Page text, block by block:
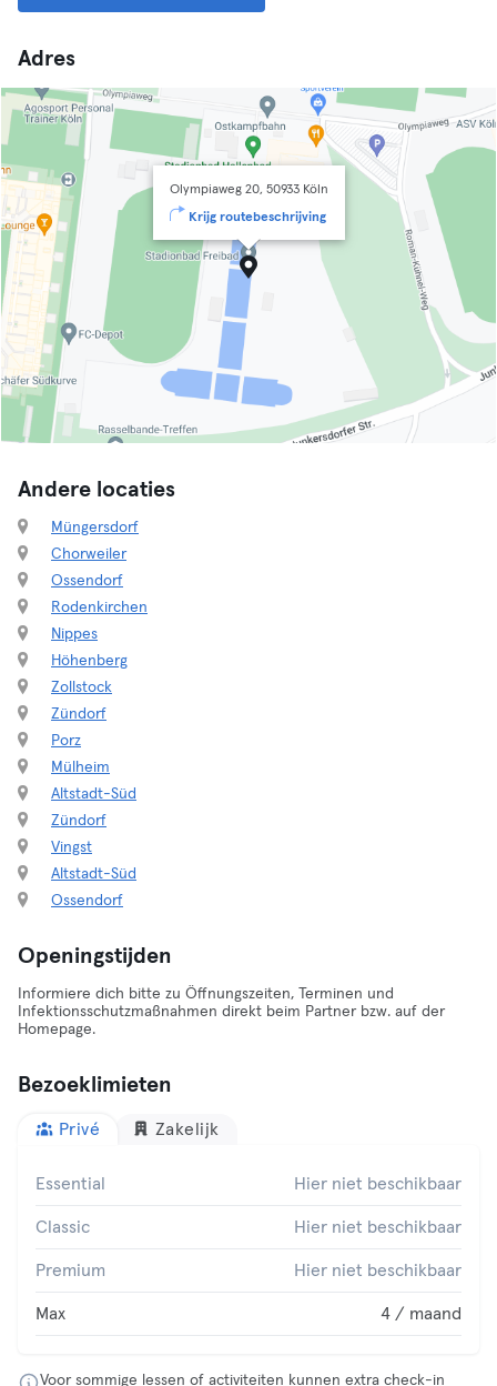
Adres
Olympiaweg 20, 50933 Köln
Krijg routebeschrijving
Andere locaties
Müngersdorf
Chorweiler
Ossendorf
Rodenkirchen
Nippes
Höhenberg
Zollstock
Zündorf
Porz
Mülheim
Altstadt-Süd
Zündorf
Vingst
Altstadt-Süd
Ossendorf
Openingstijden
Informiere dich bitte zu Öffnungszeiten, Terminen und
Infektionsschutzmaßnahmen direkt beim Partner bzw. auf der
Homepage.
Bezoeklimieten
Privé Zakelijk
Essential Hier niet beschikbaar
Classic Hier niet beschikbaar
Premium Hier niet beschikbaar
Max 4 / maand
Voor sommige lessen of activiteiten kunnen extra check-in